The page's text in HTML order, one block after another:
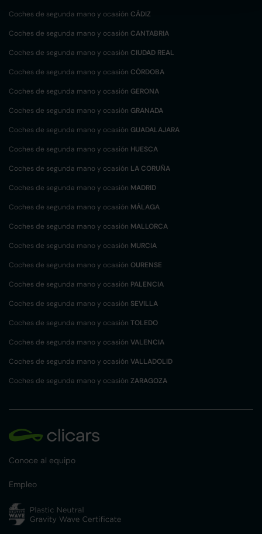
Coches de segunda mano y ocasión CÁDIZ
Coches de segunda mano y ocasión CANTABRIA
Coches de segunda mano y ocasión CIUDAD REAL
Coches de segunda mano y ocasión CÓRDOBA
Coches de segunda mano y ocasión GERONA
Coches de segunda mano y ocasión GRANADA
Coches de segunda mano y ocasión GUADALAJARA
Coches de segunda mano y ocasión HUESCA
Coches de segunda mano y ocasión LA CORUÑA
Coches de segunda mano y ocasión MADRID
Coches de segunda mano y ocasión MÁLAGA
Coches de segunda mano y ocasión MALLORCA
Coches de segunda mano y ocasión MURCIA
Coches de segunda mano y ocasión OURENSE
Coches de segunda mano y ocasión PALENCIA
Coches de segunda mano y ocasión SEVILLA
Coches de segunda mano y ocasión TOLEDO
Coches de segunda mano y ocasión VALENCIA
Coches de segunda mano y ocasión VALLADOLID
Coches de segunda mano y ocasión ZARAGOZA
Conoce al equipo
Empleo